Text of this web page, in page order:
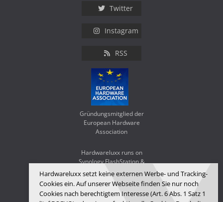
Hardwareluxx setzt keine externen Werbe- und Tracking-
Cookies ein. Auf unserer Webseite finden Sie nur noch
Cookies nach berechtigtem Interesse (Art. 6 Abs. 1 Satz 1
Twitter
Instagram
RSS
Gründungsmitglied der
European Hardware
Association
Hardwareluxx runs on
Synology FlashStation &
WD Red SA500